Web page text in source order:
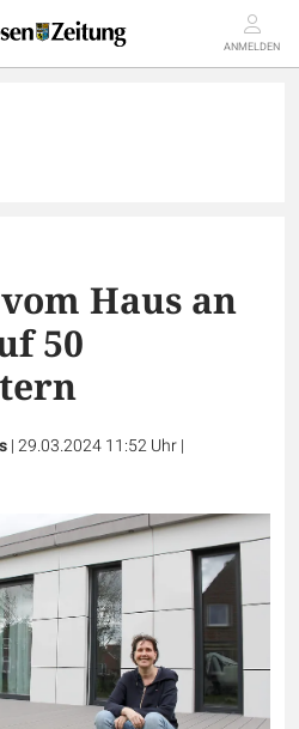
ANMELDEN
Haus an
50
|29.03.2024 11:52 Uhr|